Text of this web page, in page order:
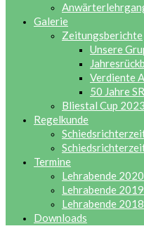
Galerie
Zeitungsberichte
Unsere
Verdiente
50 Jahre
Bliestal Cup 2023
Regelkunde
Termine
Lehrabende 2020
Lehrabende 2019
Lehrabende 2018
Downloads